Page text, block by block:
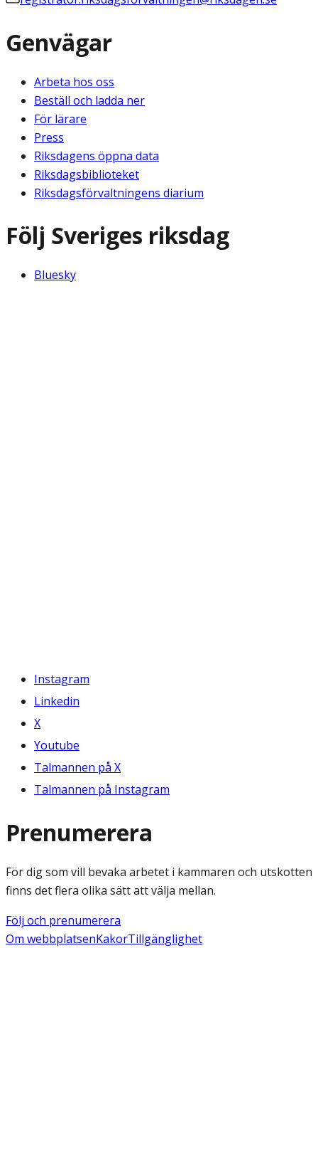
Genvägar
Arbeta hos oss
Beställ och ladda ner
För lärare
Press
Riksdagens öppna data
Riksdagsbiblioteket
Riksdagsförvaltningens diarium
Följ Sveriges riksdag
Bluesky
Instagram
Linkedin
X
Youtube
Talmannen på X
Talmannen på Instagram
Prenumerera
För dig som vill bevaka arbetet i kammaren och utskotten
finns det flera olika sätt att välja mellan.
Följ och prenumerera
Om webbplatsenKakorTillgänglighet